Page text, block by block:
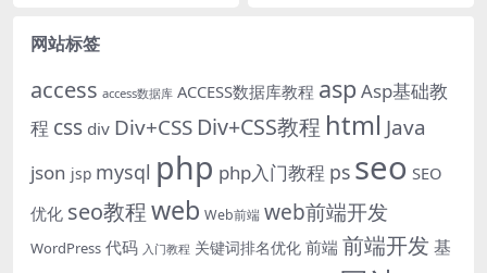
网站标签
access access数据库 ACCESS数据库教程 asp Asp基础教
程 css div Div+CSS Div+CSS教程 html Java
json jsp mysql php php入门教程 ps seo SEO
优化 seo教程web Web前端 web前端开发
WordPress 代码 入门教程 关键词排名优化 前端 前端开发 基